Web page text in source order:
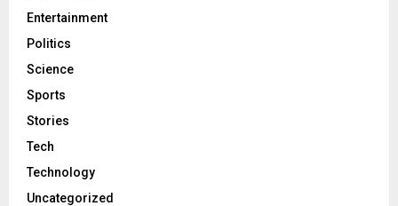
Entertainment
Politics
Science
Sports
Stories
Tech
Technology
Uncategorized